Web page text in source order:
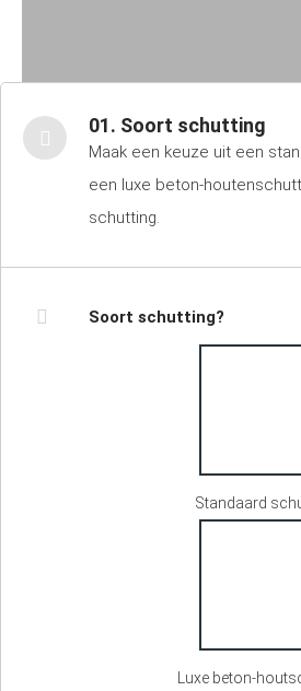
01. Soort schutting
Maak een keuze uit een
een luxe beton-
schutting.
Soort schutting?
Standaard
Luxe beton-